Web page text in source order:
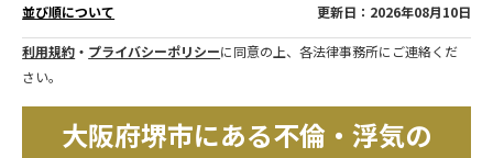
並び順について 更新日：2026年08月10日
利用規約 ・ プライバシーポリシーに同意の上、各法律事務所にご連絡くだ
さい。
大阪府堺市にある不倫・浮気の